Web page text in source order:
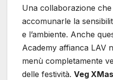
Una collaborazione
accomunarle la
e l’ambiente. Anche
Academy affianca LAV
menù completamente
delle festività. Veg